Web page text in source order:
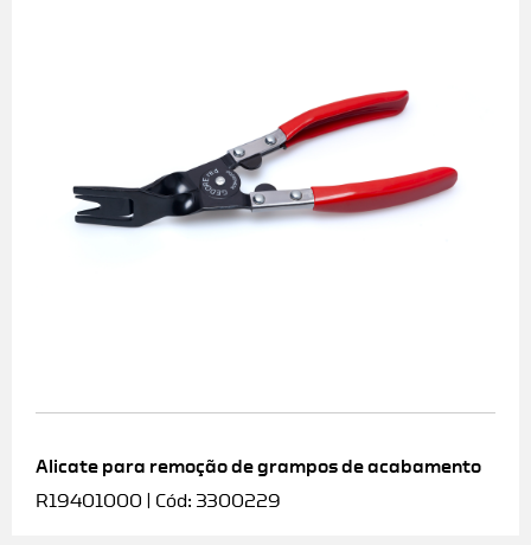
Alicate para remoção de grampos de acabamento
R19401000 | Cód: 3300229